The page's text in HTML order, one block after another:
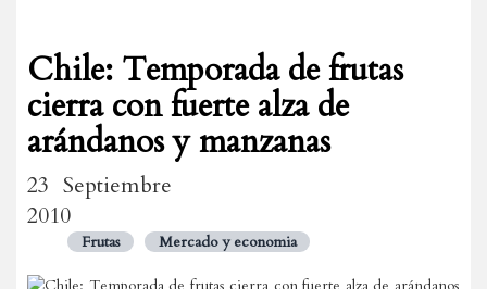
Chile: Temporada de frutas
cierra con fuerte alza de
arándanos y manzanas
23 Septiembre
2010
Frutas Mercado y economia